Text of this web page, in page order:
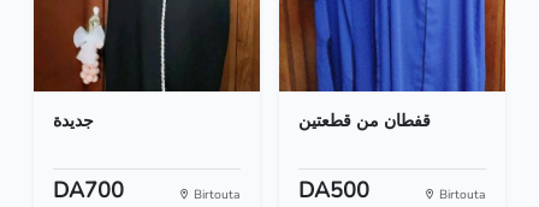
جديدة
DA700 Birtouta
قفطان من قطعتين
DA500 Birtouta